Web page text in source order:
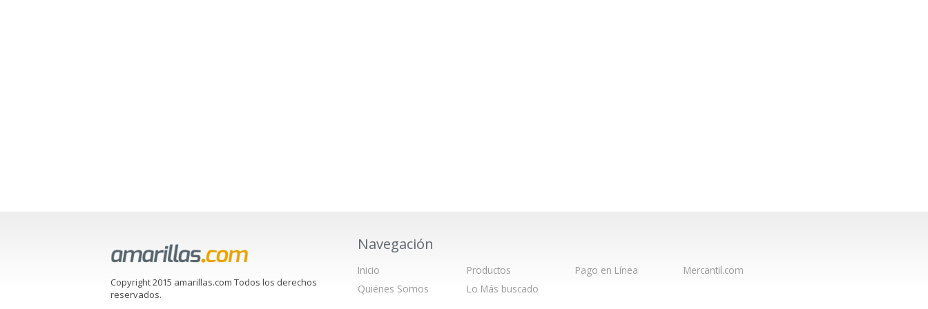
Copyright 2015 amarillas.com Todos los derechos
reservados.
Navegación
Inicio
Quiénes Somos
Productos
Lo Más buscado
Pago en Línea Mercantil.com